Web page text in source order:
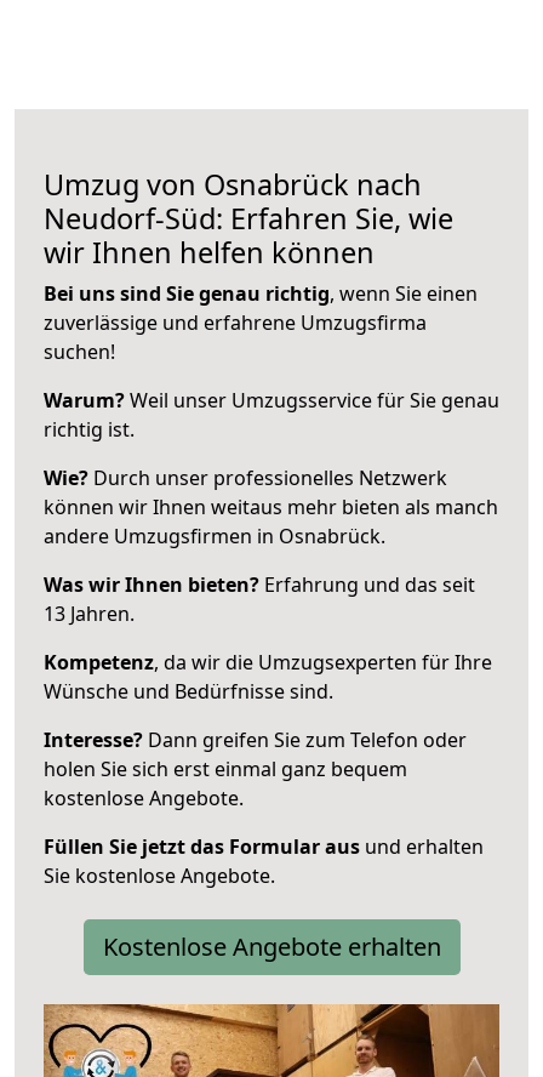
Umzug von Osnabrück nach
Neudorf-Süd: Erfahren Sie, wie
wir Ihnen helfen können
Bei uns sind Sie genau richtig, wenn Sie einen
zuverlässige und erfahrene Umzugsfirma
suchen!
Warum?Weil unser Umzugsservice für Sie genau
richtig ist.
Wie? Durch unser professionelles Netzwerk
können wir Ihnen weitaus mehr bieten als manch
andere Umzugsfirmen in Osnabrück.
Was wir Ihnen bieten? Erfahrung und das seit
13 Jahren.
Kompetenz, da wir die Umzugsexperten für Ihre
Wünsche und Bedürfnisse sind.
Interesse? Dann greifen Sie zum Telefon oder
holen Sie sich erst einmal ganz bequem
kostenlose Angebote.
Füllen Sie jetzt das Formular aus und erhalten
Sie kostenlose Angebote.
Kostenlose Angebote erhalten